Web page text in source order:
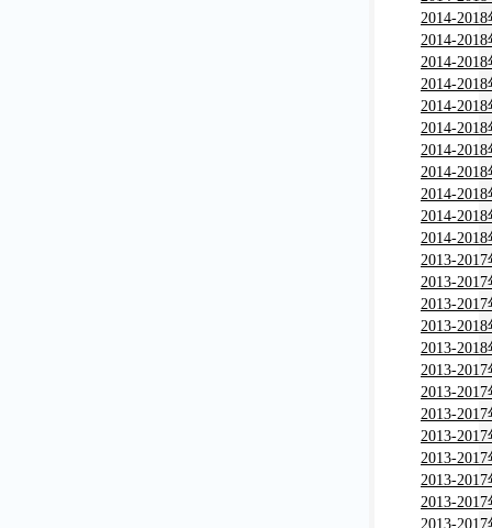
告
书市场深
究报告
2014-
深度调研
2014-
深度调研
2014-
行业深度
报告
2014-
深度调研
2014-
市场深度
分析报告
2014-
市场深度
分析报告
2014-
及发展趋
2014-
分析与投
2014-
发展分析
2014-
分析与投
2014-
业深度评
告
2013-
深度调研
2013-
深度调研
2013-
行业深度
报告
2013-
市场深度
分析报告
2013-
市场深度
分析报告
2013-
及发展趋
2013-
分析与投
2013-
发展分析
2013-
分析与投
2013-
分析与投
2013-
分析与投
2013-
业深度评
2013-